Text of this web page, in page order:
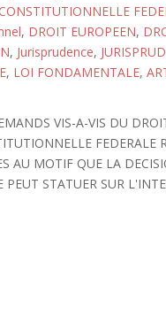
, DROIT EUROPEEN,
, Jurisprudence,
, LOI FONDAMENTALE,
VIS-A-VIS DU
FEDERALE
AU MOTIF QUE LA
PEUT STATUER SUR